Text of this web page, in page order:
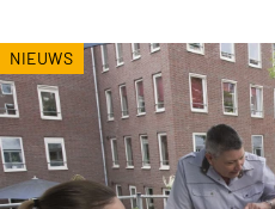
NIEUWS